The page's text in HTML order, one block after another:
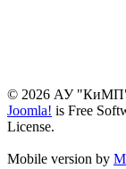
© 2026 АУ
Joomla! is Free
License.
Mobile version by